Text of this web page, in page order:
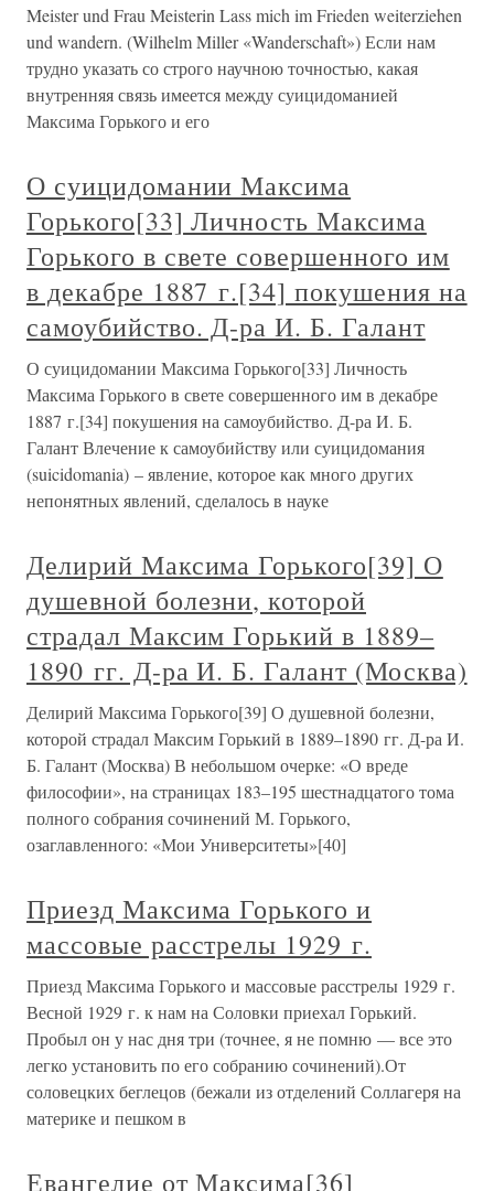
Meister und Frau Meisterin Lass mich im Frieden weiterziehen
und wandern. (Wilhelm Miller «Wanderschaft») Если нам
трудно указать со строго научною точностью, какая
внутренняя связь имеется между суицидоманией
Максима Горького и его
О суицидомании Максима
Горького[33] Личность Максима
Горького в свете совершенного им
в декабре 1887 г.[34] покушения на
самоубийство. Д-ра И. Б. Галант
О суицидомании Максима Горького[33] Личность
Максима Горького в свете совершенного им в декабре
1887 г.[34] покушения на самоубийство. Д-ра И. Б.
Галант Влечение к самоубийству или суицидомания
(suicidomania) – явление, которое как много других
непонятных явлений, сделалось в науке
Делирий Максима Горького[39] О
душевной болезни, которой
страдал Максим Горький в 1889–
1890 гг. Д-ра И. Б. Галант (Москва)
Делирий Максима Горького[39] О душевной болезни,
которой страдал Максим Горький в 1889–1890 гг. Д-ра И.
Б. Галант (Москва) В небольшом очерке: «О вреде
философии», на страницах 183–195 шестнадцатого тома
полного собрания сочинений М. Горького,
озаглавленного: «Мои Университеты»[40]
Приезд Максима Горького и
массовые расстрелы 1929 г.
Приезд Максима Горького и массовые расстрелы 1929 г.
Весной 1929 г. к нам на Соловки приехал Горький.
Пробыл он у нас дня три (точнее, я не помню — все это
легко установить по его собранию сочинений).От
соловецких беглецов (бежали из отделений Соллагеря на
материке и пешком в
Евангелие от Максима[36]